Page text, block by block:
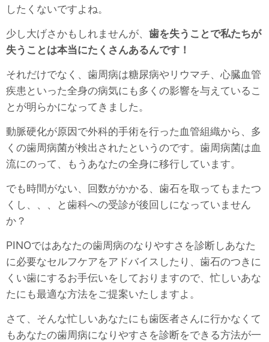
したくないですよね。
少し大げさかもしれませんが、 歯を失うことで私たちが
失うことは本当にたくさんあるんです！
それだけでなく、歯周病は糖尿病やリウマチ、心臓血管
疾患といった全身の病気にも多くの影響を与えているこ
とが明らかになってきました。
動脈硬化が原因で外科的手術を行った血管組織から、多
くの歯周病菌が検出されたというのです。歯周病菌は血
流にのって、もうあなたの全身に移行しています。
でも時間がない、回数がかかる、歯石を取ってもまたつ
くし、、、と歯科への受診が後回しになっていません
か？
PINOではあなたの歯周病のなりやすさを診断しあなた
に必要なセルフケアをアドバイスしたり、歯石のつきに
くい歯にするお手伝いをしておりますので、忙しいあな
たにも最適な方法をご提案いたしますよ。
さて、そんな忙しいあなたにも歯医者さんに行かなくて
もあなたの歯周病になりやすさを診断をできる方法が一